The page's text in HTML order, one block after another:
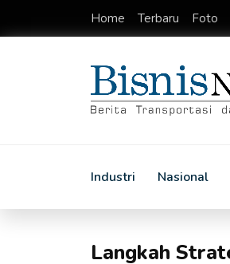
Home Terbaru Foto
Industri Nasional
Langkah